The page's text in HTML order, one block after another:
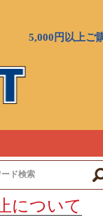
5,000円以上ご
について